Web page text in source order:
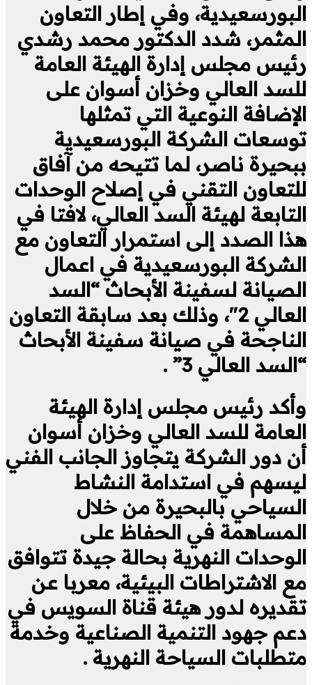
البورسعيدية، وفي إطار التعاون
المثمر، شدد الدكتور محمد رشدي
رئيس مجلس إدارة الهيئة العامة
للسد العالي وخزان أسوان على
الإضافة النوعية التي تمثلها
توسعات الشركة البورسعيدية
ببحيرة ناصر، لما تتيحه من آفاق
للتعاون التقني في إصلاح الوحدات
التابعة لهيئة السد العالي، لافتا في
هذا الصدد إلى استمرار التعاون مع
الشركة البورسعيدية في اعمال
الصيانة لسفينة الأبحاث “السد
العالي 2″، وذلك بعد سابقة التعاون
الناجحة في صيانة سفينة الأبحاث
“السد العالي 3” .
وأكد رئيس مجلس إدارة الهيئة
العامة للسد العالي وخزان أسوان
أن دور الشركة يتجاوز الجانب الفني
ليسهم في استدامة النشاط
السياحي بالبحيرة من خلال
المساهمة في الحفاظ على
الوحدات النهرية بحالة جيدة تتوافق
مع الاشتراطات البيئية، معربا عن
تقديره لدور هيئة قناة السويس في
دعم جهود التنمية الصناعية وخدمة
متطلبات السياحة النهرية .